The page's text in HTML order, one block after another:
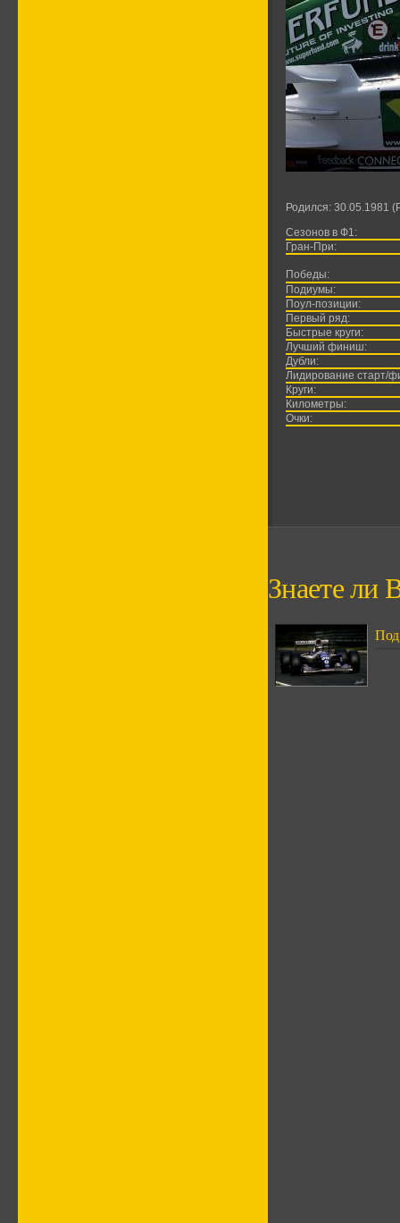
Родился: 30.05.1981
Сезонов в Ф1:
Гран-При:
Победы:
Подиумы:
Поул-позиции:
Первый ряд:
Быстрые круги:
Лучший финиш:
Дубли:
Лидирование старт/
Круги:
Километры:
Очки:
Знаете ли
Под